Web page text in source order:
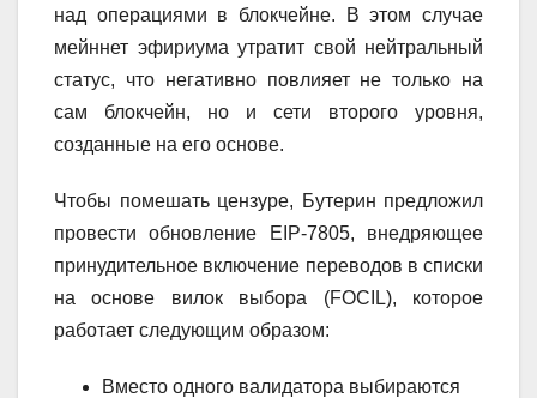
над операциями в блокчейне. В этом случае
мейннет эфириума утратит свой нейтральный
статус, что негативно повлияет не только на
сам блокчейн, но и сети второго уровня,
созданные на его основе.
Чтобы помешать цензуре, Бутерин предложил
провести обновление EIP-7805, внедряющее
принудительное включение переводов в списки
на основе вилок выбора (FOCIL), которое
работает следующим образом:
Вместо одного валидатора выбираются